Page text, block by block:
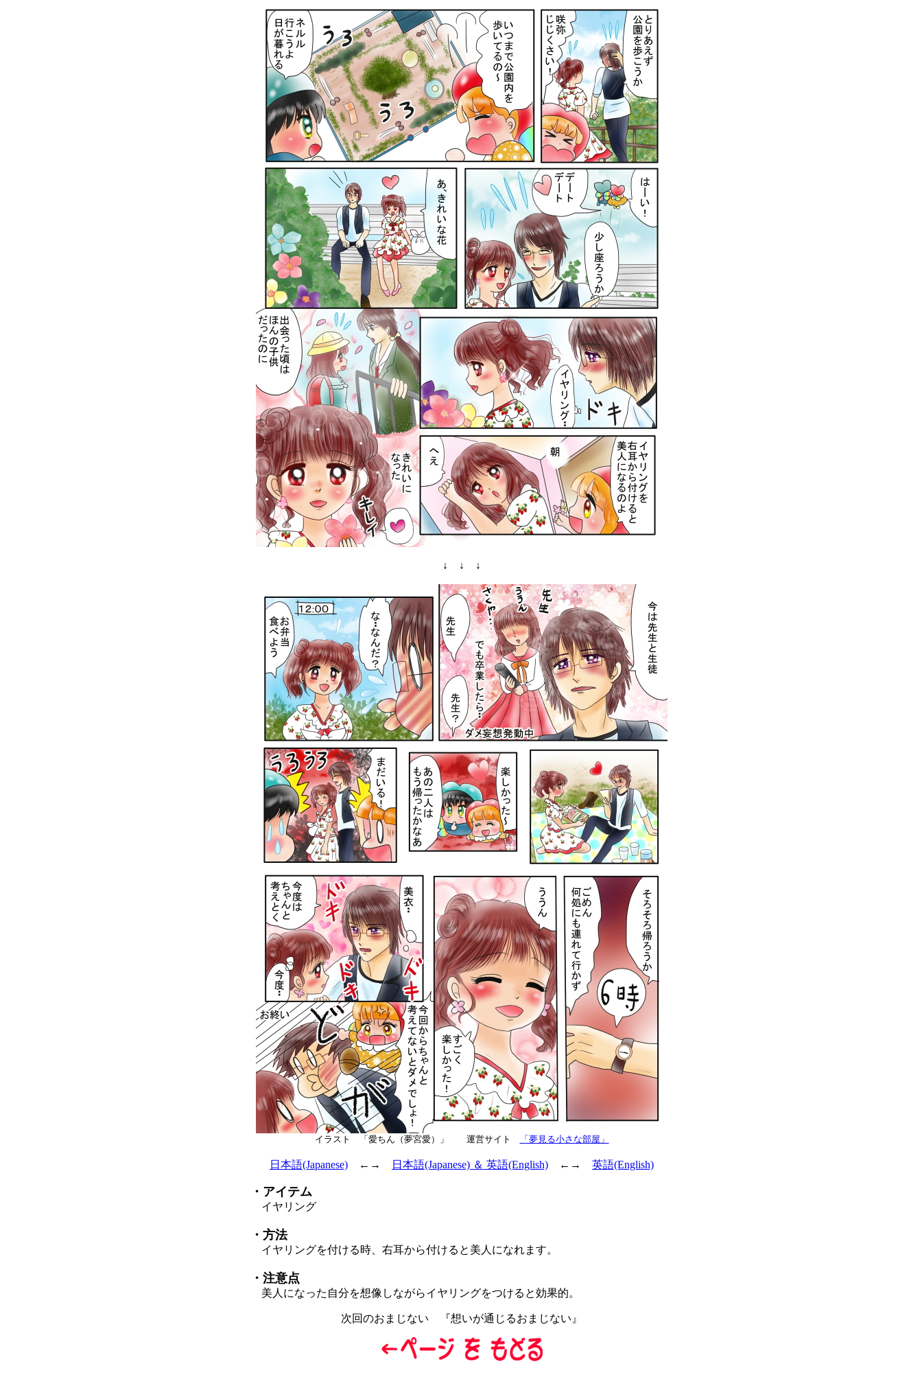
↓ ↓ ↓
イラスト 「愛ちん（夢宮愛）」 運営サイト 「夢見る小さな部屋」
日本語(Japanese) ←→ 日本語(Japanese) ＆ 英語(English) ←→ 英語(English)
・アイテム
イヤリング
・方法
イヤリングを付ける時、右耳から付けると美人になれます。
・注意点
美人になった自分を想像しながらイヤリングをつけると効果的。
次回のおまじない 『想いが通じるおまじない』